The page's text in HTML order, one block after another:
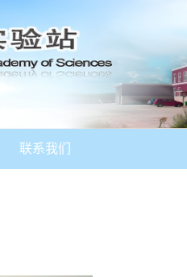
联系我们